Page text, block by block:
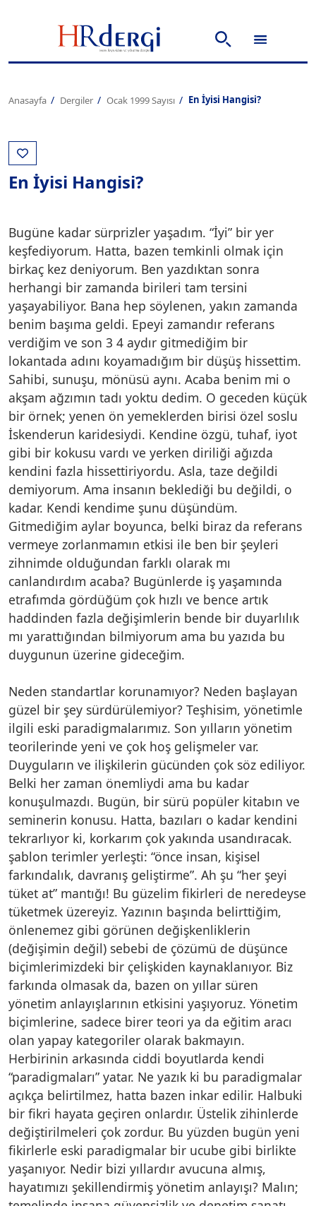
Anasayfa Dergiler Ocak 1999 Sayısı En İyisi Hangisi?
En İyisi Hangisi?
Bugüne kadar sürprizler yaşadım. “İyi” bir yer
keşfediyorum. Hatta, bazen temkinli olmak için
birkaç kez deniyorum. Ben yazdıktan sonra
herhangi bir zamanda birileri tam tersini
yaşayabiliyor. Bana hep söylenen, yakın zamanda
benim başıma geldi. Epeyi zamandır referans
verdiğim ve son 3 4 aydır gitmediğim bir
lokantada adını koyamadığım bir düşüş hissettim.
Sahibi, sunuşu, mönüsü aynı. Acaba benim mi o
akşam ağzımın tadı yoktu dedim. O geceden küçük
bir örnek; yenen ön yemeklerden birisi özel soslu
İskenderun karidesiydi. Kendine özgü, tuhaf, iyot
gibi bir kokusu vardı ve yerken diriliği ağızda
kendini fazla hissettiriyordu. Asla, taze değildi
demiyorum. Ama insanın beklediği bu değildi, o
kadar. Kendi kendime şunu düşündüm.
Gitmediğim aylar boyunca, belki biraz da referans
vermeye zorlanmamın etkisi ile ben bir şeyleri
zihnimde olduğundan farklı olarak mı
canlandırdım acaba? Bugünlerde iş yaşamında
etrafımda gördüğüm çok hızlı ve bence artık
haddinden fazla değişimlerin bende bir duyarlılık
mı yarattığından bilmiyorum ama bu yazıda bu
duygunun üzerine gideceğim.
Neden standartlar korunamıyor? Neden başlayan
güzel bir şey sürdürülemiyor? Teşhisim, yönetimle
ilgili eski paradigmalarımız. Son yılların yönetim
teorilerinde yeni ve çok hoş gelişmeler var.
Duyguların ve ilişkilerin gücünden çok söz ediliyor.
Belki her zaman önemliydi ama bu kadar
konuşulmazdı. Bugün, bir sürü popüler kitabın ve
seminerin konusu. Hatta, bazıları o kadar kendini
tekrarlıyor ki, korkarım çok yakında usandıracak.
şablon terimler yerleşti: “önce insan, kişisel
farkındalık, davranış geliştirme”. Ah şu “her şeyi
tüket at” mantığı! Bu güzelim fikirleri de neredeyse
tüketmek üzereyiz. Yazının başında belirttiğim,
önlenemez gibi görünen değişkenliklerin
(değişimin değil) sebebi de çözümü de düşünce
biçimlerimizdeki bir çelişkiden kaynaklanıyor. Biz
farkında olmasak da, bazen on yıllar süren
yönetim anlayışlarının etkisini yaşıyoruz. Yönetim
biçimlerine, sadece birer teori ya da eğitim aracı
olan yapay kategoriler olarak bakmayın.
Herbirinin arkasında ciddi boyutlarda kendi
“paradigmaları” yatar. Ne yazık ki bu paradigmalar
açıkça belirtilmez, hatta bazen inkar edilir. Halbuki
bir fikri hayata geçiren onlardır. Üstelik zihinlerde
değiştirilmeleri çok zordur. Bu yüzden bugün yeni
fikirlerle eski paradigmalar bir ucube gibi birlikte
yaşanıyor. Nedir bizi yıllardır avucuna almış,
hayatımızı şekillendirmiş yönetim anlayışı? Malın;